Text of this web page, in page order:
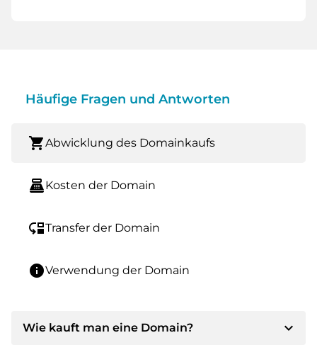
Häufige Fragen und Antworten
shopping_cartAbwicklung des Domainkaufs
point_of_saleKosten der Domain
move_downTransfer der Domain
infoVerwendung der Domain
Wie kauft man eine Domain? expand_more